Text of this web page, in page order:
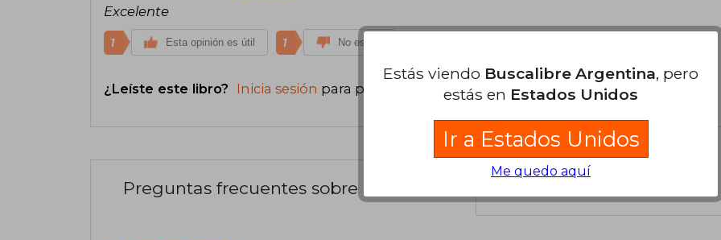
Excelente
1 Esta opinión es útil 1 No es útil
¿Leíste este libro? Inicia sesión para poder agregar tu propia evaluación.
Preguntas frecuentes sobre el libro
Estás viendo Buscalibre Argentina, pero
estás en Estados Unidos
Ir a Estados Unidos
Me quedo aquí